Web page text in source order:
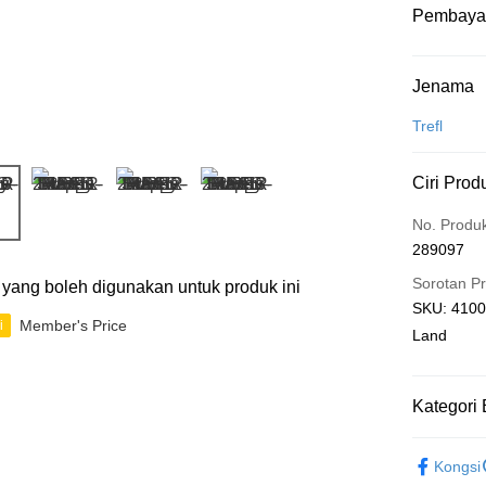
boleh digunakan untuk produk ini
Member's Price
Kaedah
Kad Kredit
Deskripsi
Leong
Touch 'n
GrabPay
Rumah
Kedai
Jenama
Trefl
Ciri
No.
289097
Sorotan
SKU:
Land
Kategori
Kongsi